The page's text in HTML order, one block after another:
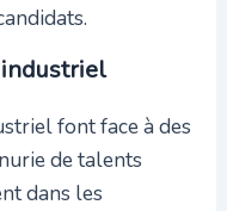
font face à des
de talents
dans les